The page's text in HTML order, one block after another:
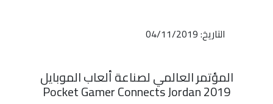
التاريخ: 04/11/2019
المؤتمر العالمي لصناعة ألعاب الموبايل
Pocket Gamer Connects Jordan 2019